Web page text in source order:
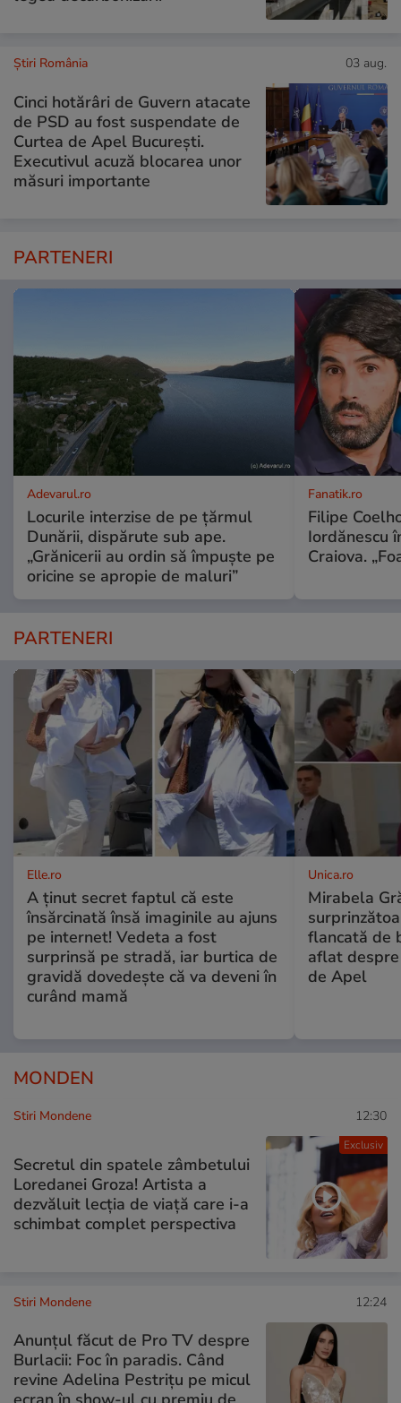
Știri România 03 aug.
Cinci hotărâri de Guvern atacate
de PSD au fost suspendate de
Curtea de Apel București.
Executivul acuză blocarea unor
măsuri importante
PARTENERI
Adevarul.ro
Locurile interzise de pe țărmul
Dunării, dispărute sub ape.
„Grănicerii au ordin să împuște pe
oricine se apropie de maluri”
Fanatik.ro
Filipe
Iordănescu
Craiova.
PARTENERI
Elle.ro
A ținut secret faptul că este
însărcinată însă imaginile au ajuns
pe internet! Vedeta a fost
surprinsă pe stradă, iar burtica de
gravidă dovedește că va deveni în
curând mamă
Unica.ro
Mirabela
flancată de
aflat
de Apel
MONDEN
Exclusiv
Stiri Mondene 12:30
Secretul din spatele zâmbetului
Loredanei Groza! Artista a
dezvăluit lecția de viață care i-a
schimbat complet perspectiva
Stiri Mondene 12:24
Anunțul făcut de Pro TV despre
Burlacii: Foc în paradis. Când
revine Adelina Pestrițu pe micul